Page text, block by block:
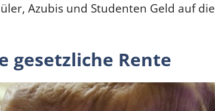
Azubis und Studenten Geld auf die
gesetzliche Rente